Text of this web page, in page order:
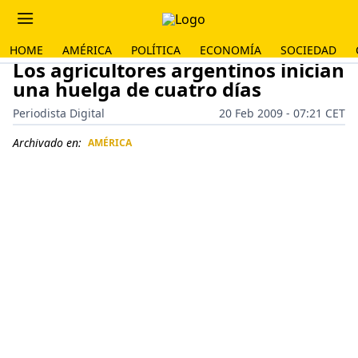
HOME AMÉRICA POLÍTICA ECONOMÍA SOCIEDAD
Los agricultores argentinos inician
una huelga de cuatro días
Periodista Digital
20 Feb 2009 - 07:21 CET
Archivado en: AMÉRICA